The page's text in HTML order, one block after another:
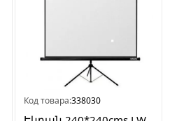
Код товара:338030